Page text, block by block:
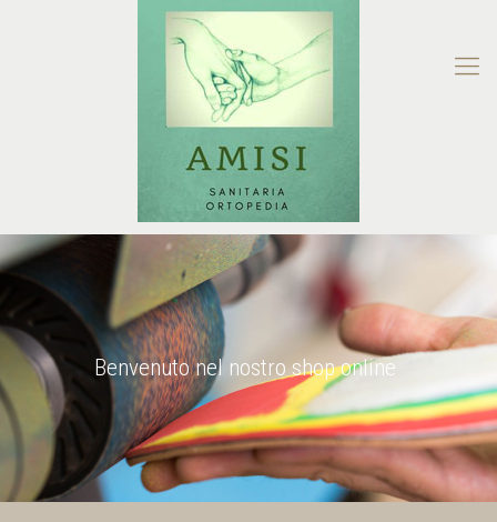
Benvenuto nel nostro shop online